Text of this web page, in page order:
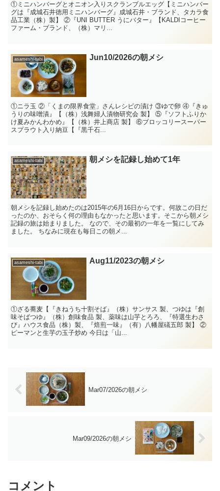
①ミニハンバーグとオニオン入りスクランブルエッグ【ミニハンバー
グは『成城石井徳用ミニハンバーグ』成城石井・ブランド、タカラ食
品工業（株）製】 ②『UNI BUTTER うにバター』【KALDIコーヒー
ファーム・ブランド、（株）マリ...
asameshi-tabi Jun10/2026の朝メシ
①ニラ玉 ②「くまの限界食堂」さんレシピの漬け ③ゆで卵 ④『きゅ
うりの味噌漬』【（株）浅舞婦人漬物研究会 製】 ⑤『ソフトふりか
け夏みかんわかめ』【（株）井上商店 製】 ⑥ブロッコリースーパー
スプラウト入り納豆【『黒千石...
asameshi-tabi 朝メシを記録し始めて1年
朝メシを記録し始めたのは2015年の6月16日からです。何故この日だ
ったのか、おそらく何の理由もなかったと思います。そこから朝メシ
記録の旅は始まりました。 なので、その最初の一年を一覧にしてみ
ました。 ちなみに現在も毎日この朝メ...
asameshi-tabi Aug11/2023の朝メシ
①ざる蕎麦【『きねうち十割そば』（株）サンサス 製、つゆは『創
味そばつゆ』（株）創味食品 製、薬味は山芋とろろ、『特選生わさ
び』ハウス食品（株）製、『焙煎一味』（有）八幡屋礒五郎 製】 ②
ピーマンと生芋の玉子炒め 今日は「山...
Mar07/2026の朝メシ
Mar09/2026の朝メシ
コメント